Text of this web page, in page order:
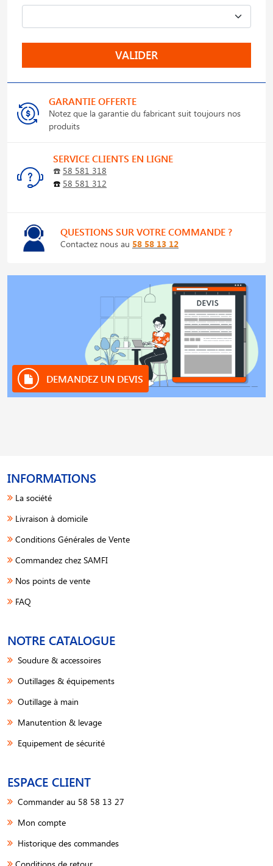
VALIDER
GARANTIE OFFERTE
Notez que la garantie du fabricant suit toujours nos
produits
SERVICE CLIENTS EN LIGNE
☎️ 58 581 318
☎️ 58 581 312
QUESTIONS SUR VOTRE COMMANDE ?
Contactez nous au 58 58 13 12
DEMANDEZ UN DEVIS
INFORMATIONS
La société
Livraison à domicile
Conditions Générales de Vente
Commandez chez SAMFI
Nos points de vente
FAQ
NOTRE CATALOGUE
Soudure & accessoires
Outillages & équipements
Outillage à main
Manutention & levage
Equipement de sécurité
ESPACE CLIENT
Commander au 58 58 13 27
Mon compte
Historique des commandes